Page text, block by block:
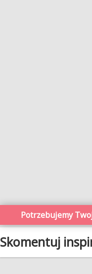
Potrzebujemy
Skomentuj